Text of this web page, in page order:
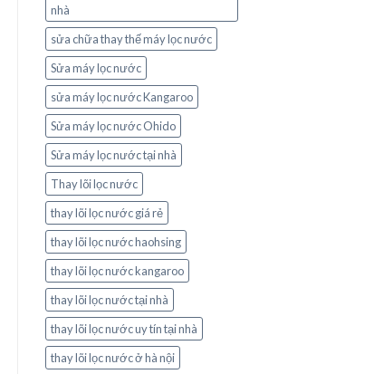
nhà
sửa chữa thay thế máy lọc nước
Sửa máy lọc nước
sửa máy lọc nước Kangaroo
Sửa máy lọc nước Ohido
Sửa máy lọc nước tại nhà
Thay lõi lọc nước
thay lõi lọc nước giá rẻ
thay lõi lọc nước haohsing
thay lõi lọc nước kangaroo
thay lõi lọc nước tại nhà
thay lõi lọc nước uy tín tại nhà
thay lõi lọc nước ở hà nội